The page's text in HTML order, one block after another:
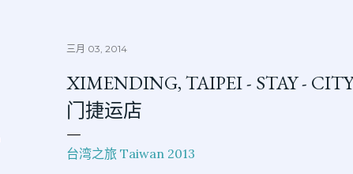
三月 03, 2014
XIMENDING, TAIPEI - STAY -
门捷运店
台湾之旅 Taiwan 2013